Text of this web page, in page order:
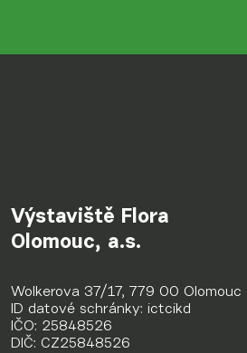
Výstaviště Flora
Olomouc, a.s.
Wolkerova 37/17, 779 00 Olomouc
ID datové schránky: ictcikd
IČO: 25848526
DIČ: CZ25848526